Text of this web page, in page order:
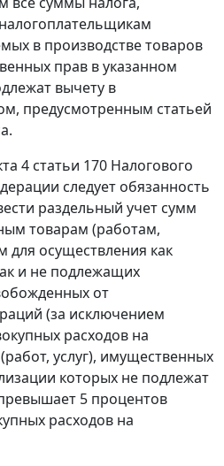
в производстве товаров
прав в указанном
вычету в
предусмотренным статьей
4 статьи 170 Налогового
следует обязанность
раздельный учет сумм
товарам (работам,
для осуществления как
и не подлежащих
от
(за исключением
расходов на
услуг), имущественных
которых не подлежат
5 процентов
расходов на